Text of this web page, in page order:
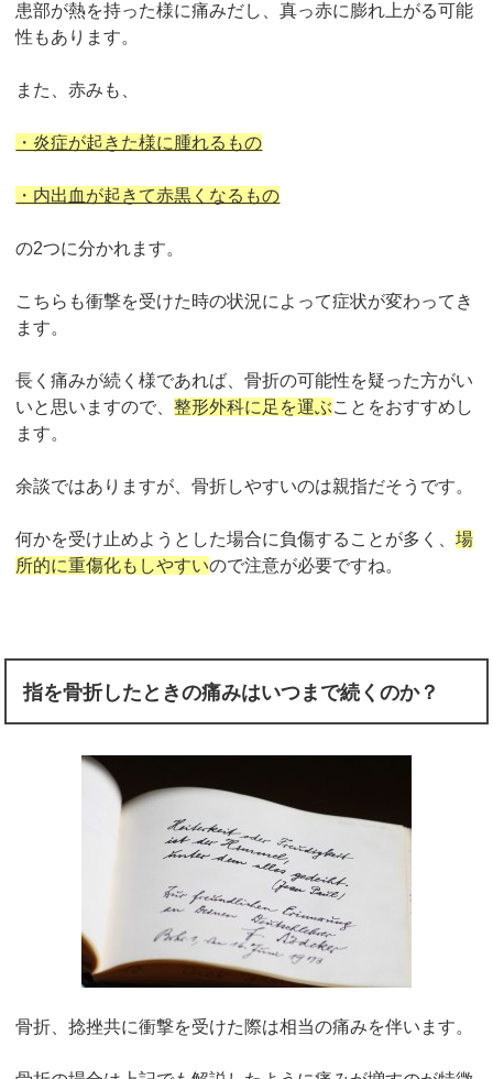
患部が熱を持った様に痛みだし、真っ赤に膨れ上がる可能
性もあります。
また、赤みも、
・炎症が起きた様に腫れるもの
・内出血が起きて赤黒くなるもの
の2つに分かれます。
こちらも衝撃を受けた時の状況によって症状が変わってき
ます。
長く痛みが続く様であれば、骨折の可能性を疑った方がい
いと思いますので、整形外科に足を運ぶことをおすすめし
ます。
余談ではありますが、骨折しやすいのは親指だそうです。
何かを受け止めようとした場合に負傷することが多く、場
所的に重傷化もしやすいので注意が必要ですね。
指を骨折したときの痛みはいつまで続くのか？
骨折、捻挫共に衝撃を受けた際は相当の痛みを伴います。